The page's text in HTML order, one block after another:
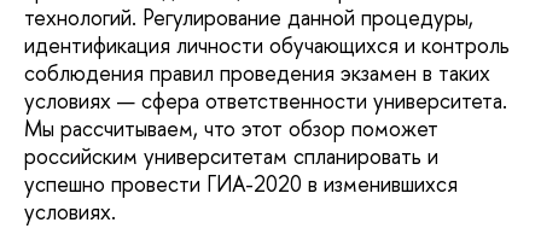
технологий. Регулирование данной процедуры,
идентификация личности обучающихся и контроль
соблюдения правил проведения экзамен в таких
условиях — сфера ответственности университета.
Мы рассчитываем, что этот обзор поможет
российским университетам спланировать и
успешно провести ГИА-2020 в изменившихся
условиях.